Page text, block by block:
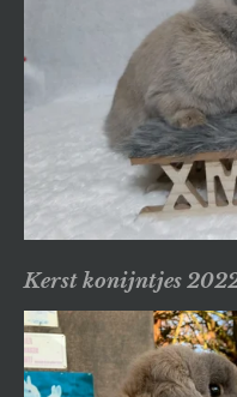
Kerst konijntjes